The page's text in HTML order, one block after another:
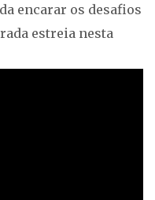
encarar os desafios
estreia nesta